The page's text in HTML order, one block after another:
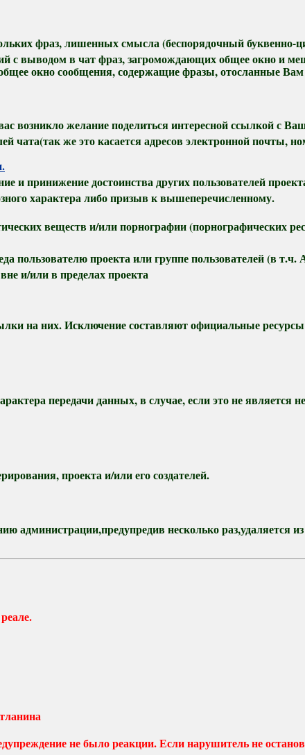
фраз, лишенных смысла (беспорядочный буквенно-
с выводом в чат фраз, загромождающих общее окно и
окно сообщения, содержащие фразы, отосланные
желание поделиться интересной ссылкой с
чата(так же это касается адресов электронной почты,
и принижение достоинства других пользователей
характера либо призыв к вышеперечисленному.
веществ и/или порнографии (порнографических
пользователю проекта или группе пользователей (в т.ч.
и/или в пределах проекта
на них. Исключение составляют официальные
передачи данных, в случае, если это не является
проекта и/или его создателей.
администрации,предупредив несколько раз,удаляется
не было реакции. Если нарушитель не